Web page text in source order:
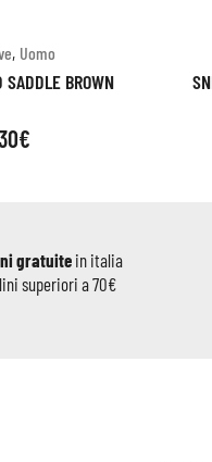
, Uomo
SADDLE BROWN
€
gratuitein italia
superiori a 70€